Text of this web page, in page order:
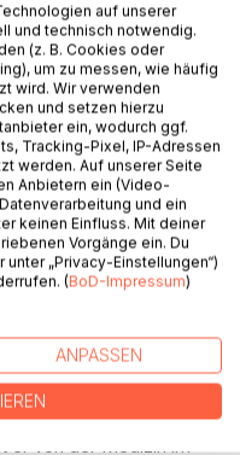
Buch über Leben
und Medizin, Herkunft
Zweifel.
Weg vom
mit all seinen
Kämpfen.
und einem leisen,
auf unserer
und technisch notwendig.
(z. B. Cookies oder
um zu messen, wie häufig
wird. Wir verwenden
und setzen hierzu
ein, wodurch ggf.
Tracking-Pixel, IP-Adressen
werden. Auf unserer Seite
Anbietern ein (Video-
und ein
keinen Einfluss. Mit deiner
Vorgänge ein. Du
„Privacy-Einstellungen“)
(BoD-Impressum)
ANPASSEN